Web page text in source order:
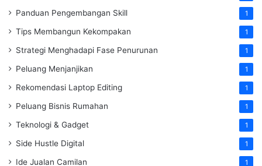
Panduan Pengembangan Skill 1
Tips Membangun Kekompakan 1
Strategi Menghadapi Fase Penurunan 1
Peluang Menjanjikan 1
Rekomendasi Laptop Editing 1
Peluang Bisnis Rumahan 1
Teknologi & Gadget 1
Side Hustle Digital 1
Ide Jualan Camilan 1